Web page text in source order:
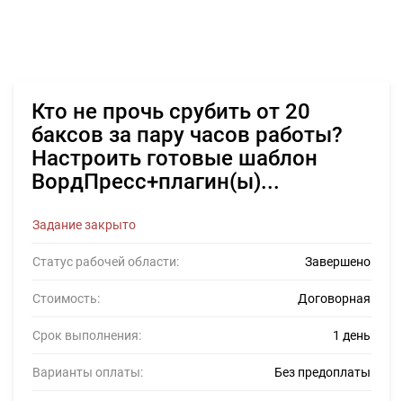
Кто не прочь срубить от 20
баксов за пару часов работы?
Настроить готовые шаблон
ВордПресс+плагин(ы)...
Задание закрыто
Статус рабочей области: Завершено
Стоимость: Договорная
Срок выполнения: 1 день
Варианты оплаты: Без предоплаты